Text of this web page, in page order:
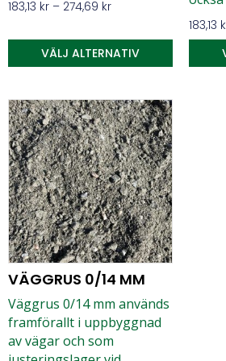
183,13 kr – 274,69 kr
VÄLJ ALTERNATIV
183,13
VÄGGRUS 0/14 MM
Väggrus 0/14 mm används
framförallt i uppbyggnad
av vägar och som